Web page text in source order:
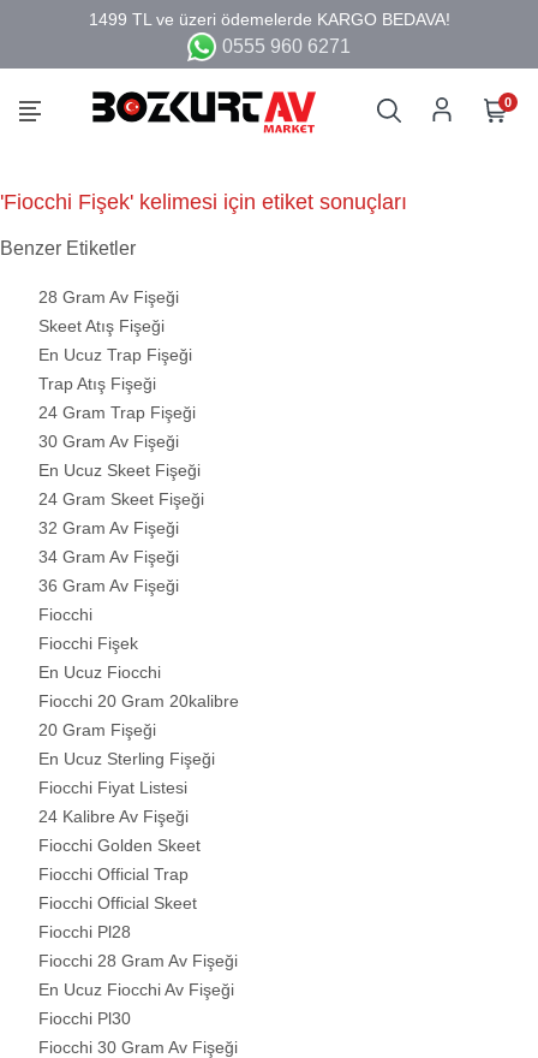
0555 960 6271
0
'Fiocchi Fişek' kelimesi için etiket sonuçları
Benzer Etiketler
28 Gram Av Fişeği
Skeet Atış Fişeği
En Ucuz Trap Fişeği
Trap Atış Fişeği
24 Gram Trap Fişeği
30 Gram Av Fişeği
En Ucuz Skeet Fişeği
24 Gram Skeet Fişeği
32 Gram Av Fişeği
34 Gram Av Fişeği
36 Gram Av Fişeği
Fiocchi
Fiocchi Fişek
En Ucuz Fiocchi
Fiocchi 20 Gram 20kalibre
20 Gram Fişeği
En Ucuz Sterling Fişeği
Fiocchi Fiyat Listesi
24 Kalibre Av Fişeği
Fiocchi Golden Skeet
Fiocchi Official Trap
Fiocchi Official Skeet
Fiocchi Pl28
Fiocchi 28 Gram Av Fişeği
En Ucuz Fiocchi Av Fişeği
Fiocchi Pl30
Fiocchi 30 Gram Av Fişeği